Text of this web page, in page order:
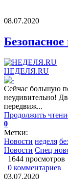
08.07.2020
НЕДЕЛЯ.RU
Сейчас большую
неудивительно!
передвиж...
Продолжить
0
Метки:
Новости неделя
Новости Спец
1644 просмотров
0 комментариев
03.07.2020